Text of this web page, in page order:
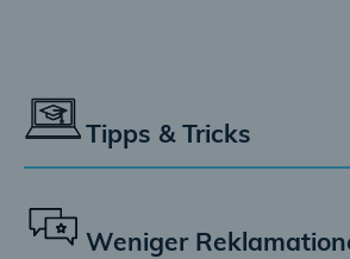
Tipps & Tricks
Profis
, das den Werkstattalltag
Weniger